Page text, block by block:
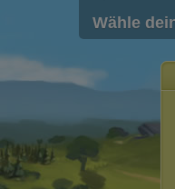
Wähle